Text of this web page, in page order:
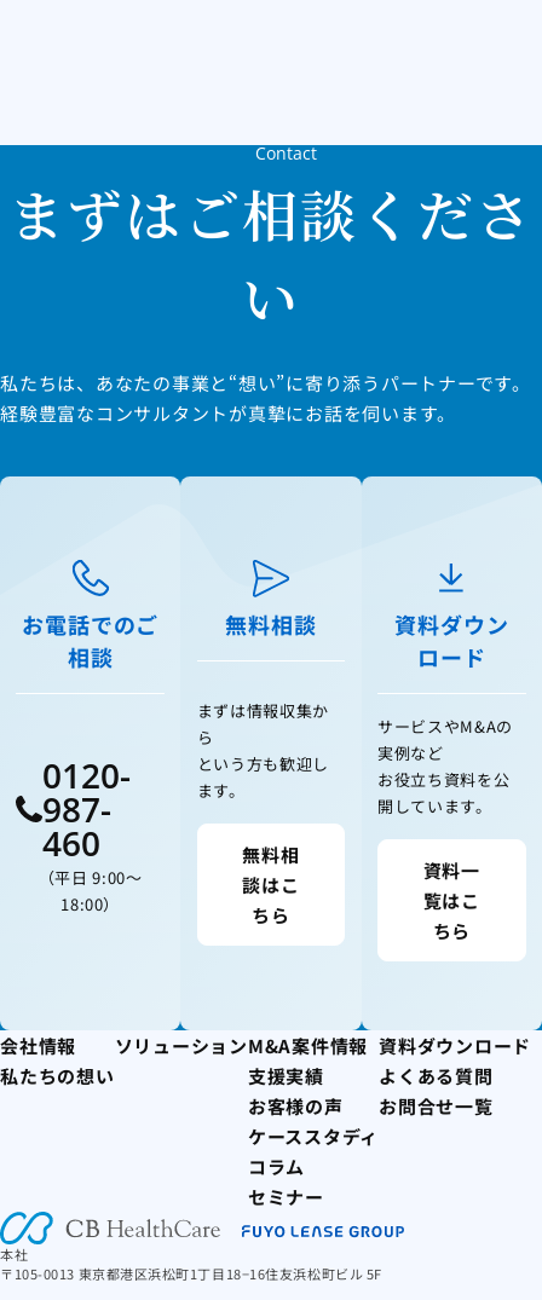
Contact
まずはご相談くださ
い
私たちは、あなたの事業と“想い”に寄り添うパートナーです。
経験豊富なコンサルタントが真摯にお話を伺います。
お電話でのご
相談
0120-
987-
460
（平日 9:00〜
18:00）
無料相談
まずは情報収集か
ら
という方も歓迎し
ます。
無料相
談はこ
ちら
資料ダウン
ロード
サービスやM&Aの
実例など
お役立ち資料を公
開しています。
資料一
覧はこ
ちら
会社情報
私たちの想い
ソリューションM&A案件情報
支援実績
お客様の声
ケーススタディ
コラム
セミナー
資料ダウンロード
よくある質問
お問合せ一覧
本社
〒105-0013 東京都港区浜松町1丁目18−16住友浜松町ビル 5F